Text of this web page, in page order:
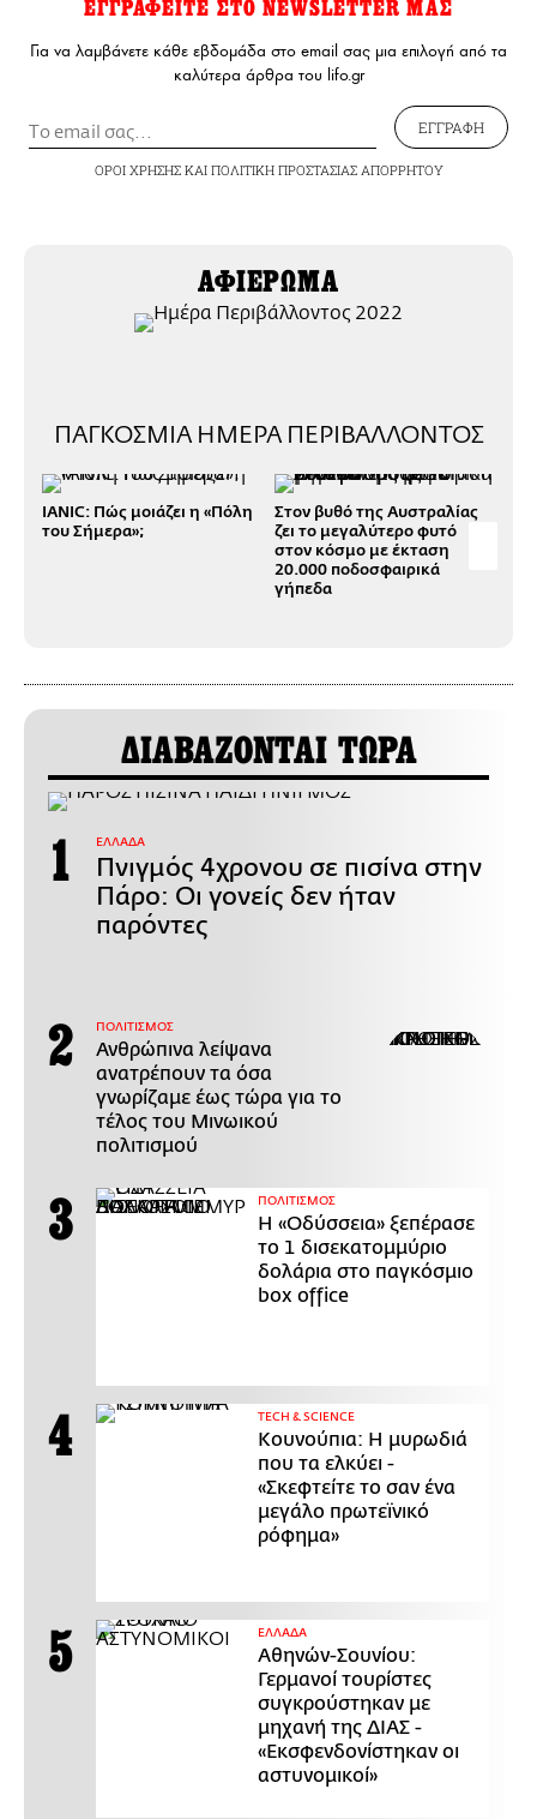
ΕΓΓΡΑΦΕΙΤΕ ΣΤΟ NEWSLETTER ΜΑΣ
Για να λαμβάνετε κάθε εβδομάδα στο email σας μια επιλογή από τα
καλύτερα άρθρα του lifo.gr
ΕΓΓΡΑΦΗ
ΟΡΟΙ ΧΡΗΣΗΣΚΑΙ ΠΟΛΙΤΙΚΗ ΠΡΟΣΤΑΣΙΑΣ ΑΠΟΡΡΗΤΟΥ
ΑΦΙΕΡΩΜΑ
ΠΑΓΚΟΣΜΙΑ ΗΜΕΡΑ ΠΕΡΙΒΑΛΛΟΝΤΟΣ
IANIC: Πώς μοιάζει η «Πόλη
του Σήμερα»;
Στον βυθό της Αυστραλίας
ζει το μεγαλύτερο φυτό
στον κόσμο με έκταση
20.000 ποδοσφαιρικά
γήπεδα
ΔΙΑΒΑΖΟΝΤΑΙ ΤΩΡΑ
ΕΛΛΑΔΑ
Πνιγμός 4χρονου σε πισίνα στην
Πάρο: Οι γονείς δεν ήταν
παρόντες
ΠΟΛΙΤΙΣΜΟΣ
Ανθρώπινα λείψανα
ανατρέπουν τα όσα
γνωρίζαμε έως τώρα για το
τέλος του Μινωικού
πολιτισμού
ΠΟΛΙΤΙΣΜΟΣ
Η «Οδύσσεια» ξεπέρασε
το 1 δισεκατομμύριο
δολάρια στο παγκόσμιο
box office
ΤECH & SCIENCE
Κουνούπια: Η μυρωδιά
που τα ελκύει -
«Σκεφτείτε το σαν ένα
μεγάλο πρωτεϊνικό
ρόφημα»
ΕΛΛΑΔΑ
Αθηνών-Σουνίου:
Γερμανοί τουρίστες
συγκρούστηκαν με
μηχανή της ΔΙΑΣ -
«Εκσφενδονίστηκαν οι
αστυνομικοί»